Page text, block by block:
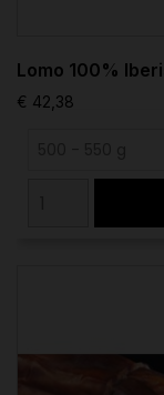
Lomo 100%
€ 42,38